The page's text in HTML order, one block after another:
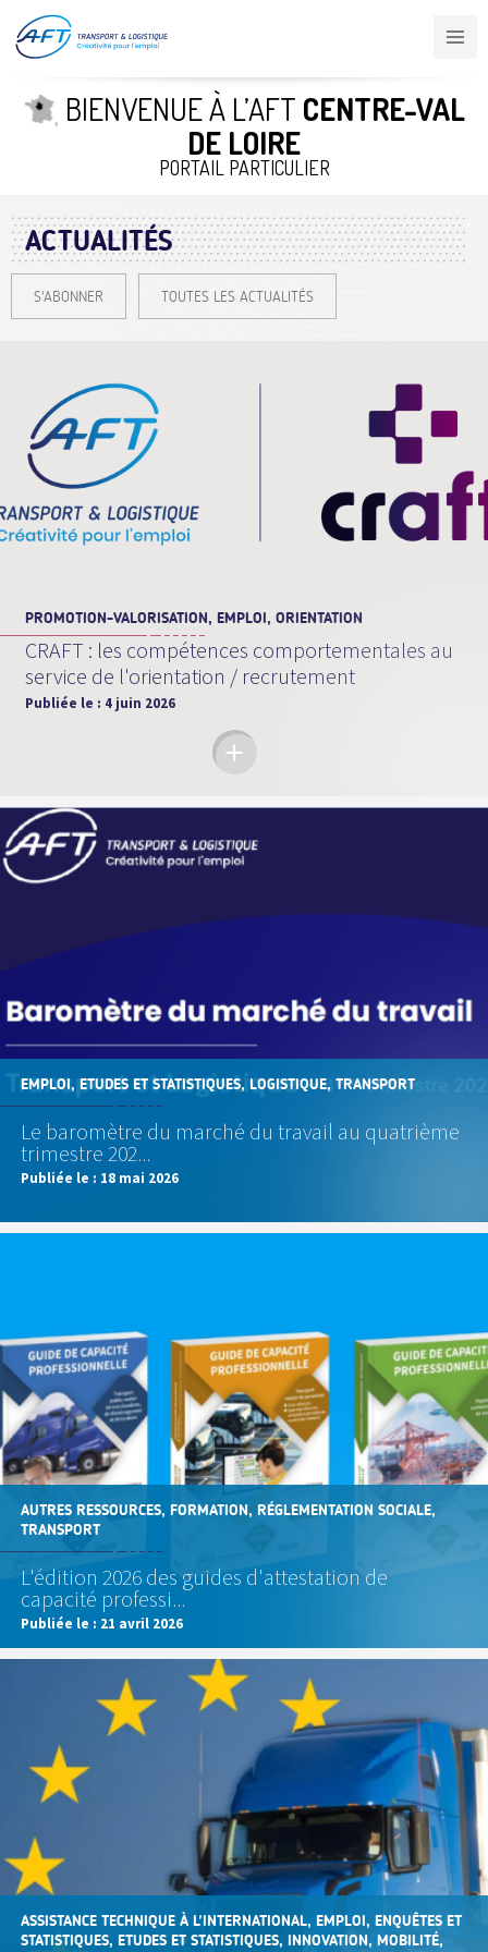
contenu
principal
BIENVENUE À L’AFT CENTRE-VAL
DE LOIRE
PORTAIL PARTICULIER
ACTUALITÉS
S'ABONNER TOUTES LES ACTUALITÉS
PROMOTION-VALORISATION, EMPLOI, ORIENTATION
CRAFT : les compétences comportementales au
service de l'orientation / recrutement
Publiée le : 4 juin 2026
EMPLOI, ETUDES ET STATISTIQUES, LOGISTIQUE, TRANSPORT
Le baromètre du marché du travail au quatrième
trimestre 202...
Publiée le : 18 mai 2026
AUTRES RESSOURCES, FORMATION, RÉGLEMENTATION SOCIALE,
TRANSPORT
L'édition 2026 des guides d'attestation de
capacité professi...
Publiée le : 21 avril 2026
ASSISTANCE TECHNIQUE À L'INTERNATIONAL, EMPLOI, ENQUÊTES ET
STATISTIQUES, ETUDES ET STATISTIQUES, INNOVATION, MOBILITÉ,